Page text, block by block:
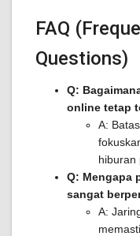
FAQ
Questions)
Q:
online tetap
A:
hiburan
Q: Mengapa
sangat
A: